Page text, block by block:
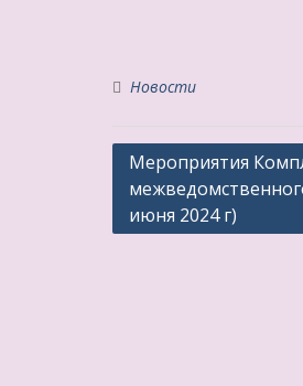
Новости
Навигация
по
записям
Мероприятия
июня 2024 г)